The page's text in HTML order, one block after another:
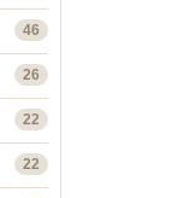
46
26
22
22